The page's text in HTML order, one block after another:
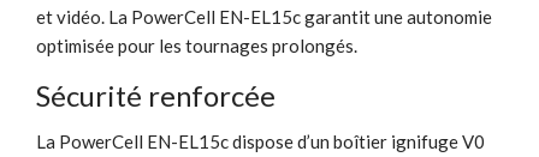
et vidéo. La PowerCell EN-EL15c garantit une autonomie
optimisée pour les tournages prolongés.
Sécurité renforcée
La PowerCell EN-EL15c dispose d’un boîtier ignifuge V0